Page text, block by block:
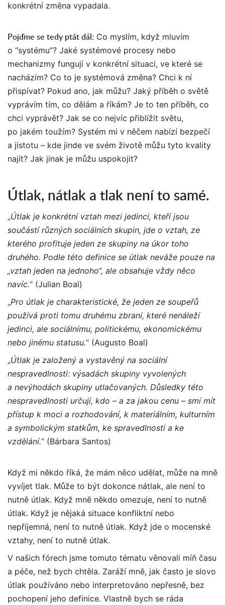
konkrétní změna vypadala.
Pojďme se tedy ptát dál: Co myslím, když mluvím
o “systému”? Jaké systémové procesy nebo
mechanizmy fungují v konkrétní situaci, ve které se
nacházím? Co to je systémová změna? Chci k ní
přispívat? Pokud ano, jak můžu? Jaký příběh o světě
vyprávím tím, co dělám a říkám? Je to ten příběh, co
chci vyprávět? Jak se co nejvíc přiblížit světu,
po jakém toužím? Systém mi v něčem nabízí bezpečí
a jistotu – kde jinde ve svém životě můžu tyto kvality
najít? Jak jinak je můžu uspokojit?
Útlak, nátlak a tlak není to samé.
„Útlak je konkrétní vztah mezi jedinci, kteří jsou
součástí různých sociálních skupin, jde o vztah, ze
kterého profituje jeden ze skupiny na úkor toho
druhého. Podle této definice se útlak neváže pouze na
„vztah jeden na jednoho“, ale obsahuje vždy něco
navíc.“ (Julian Boal)
„Pro útlak je charakteristické, že jeden ze soupeřů
používá proti tomu druhému zbraní, které nenáleží
jedinci, ale sociálnímu, politickému, ekonomickému
nebo jinému statusu.“ (Augusto Boal)
„Útlak je založený a vystavěný na sociální
nespravedlnosti: výsadách skupiny vyvolených
a nevýhodách skupiny utlačovaných. Důsledky této
nespravedlnosti určují, kdo – a za jakou cenu – smí mít
přístup k moci a rozhodování, k materiálním, kulturním
a symbolickým statkům, ke spravedlnosti a ke
vzdělání.“ (Bárbara Santos)
Když mi někdo říká, že mám něco udělat, může na mně
vyvíjet tlak. Může to být dokonce nátlak, ale není to
nutně útlak. Když mně někdo omezuje, není to nutně
útlak. Když je nějaká situace konfliktní nebo
nepříjemná, není to nutně útlak. Když jde o mocenské
vztahy, není to nutně útlak.
V našich fórech jsme tomuto tématu věnovali míň času
a péče, než bych chtěla. Zaráží mně, jak často je slovo
útlak používáno nebo interpretováno nepřesně, bez
pochopení jeho definice. Vlastně bych se ráda